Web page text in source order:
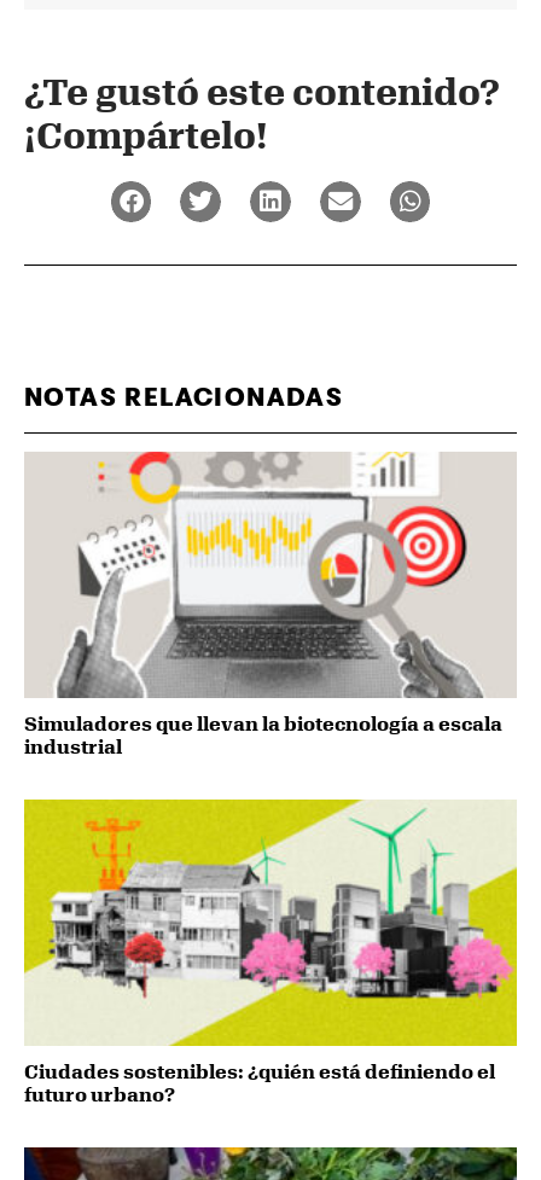
¿Te gustó este contenido?
¡Compártelo!
NOTAS RELACIONADAS
Simuladores que llevan la biotecnología a escala
industrial
Ciudades sostenibles: ¿quién está definiendo el
futuro urbano?